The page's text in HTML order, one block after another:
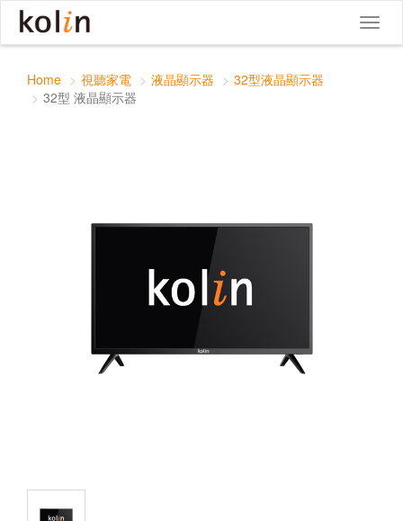
32型 液晶顯示器
Toggle
Home 視聽家電 液晶顯示器
32型液晶顯示器
32型 液晶顯示器